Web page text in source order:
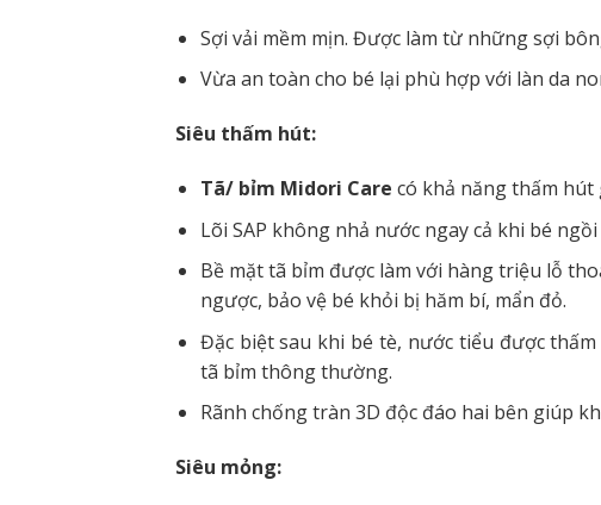
Sợi vải mềm mịn. Được làm từ những sợi
Vừa an toàn cho bé lại phù hợp với làn da
Siêu thấm hút:
Tã/ bỉm Midori Care có khả năng thấm hút
Lõi SAP không nhả nước ngay cả khi bé
Bề mặt tã bỉm được làm với hàng triệu lỗ
ngược, bảo vệ bé khỏi bị hăm bí, mẩn đỏ.
Đặc biệt sau khi bé tè, nước tiểu được
tã bỉm thông thường.
Rãnh chống tràn 3D độc đáo hai bên giúp
Siêu mỏng: